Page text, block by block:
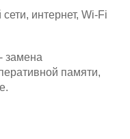
интернет, Wi-Fi
- замена
памяти,